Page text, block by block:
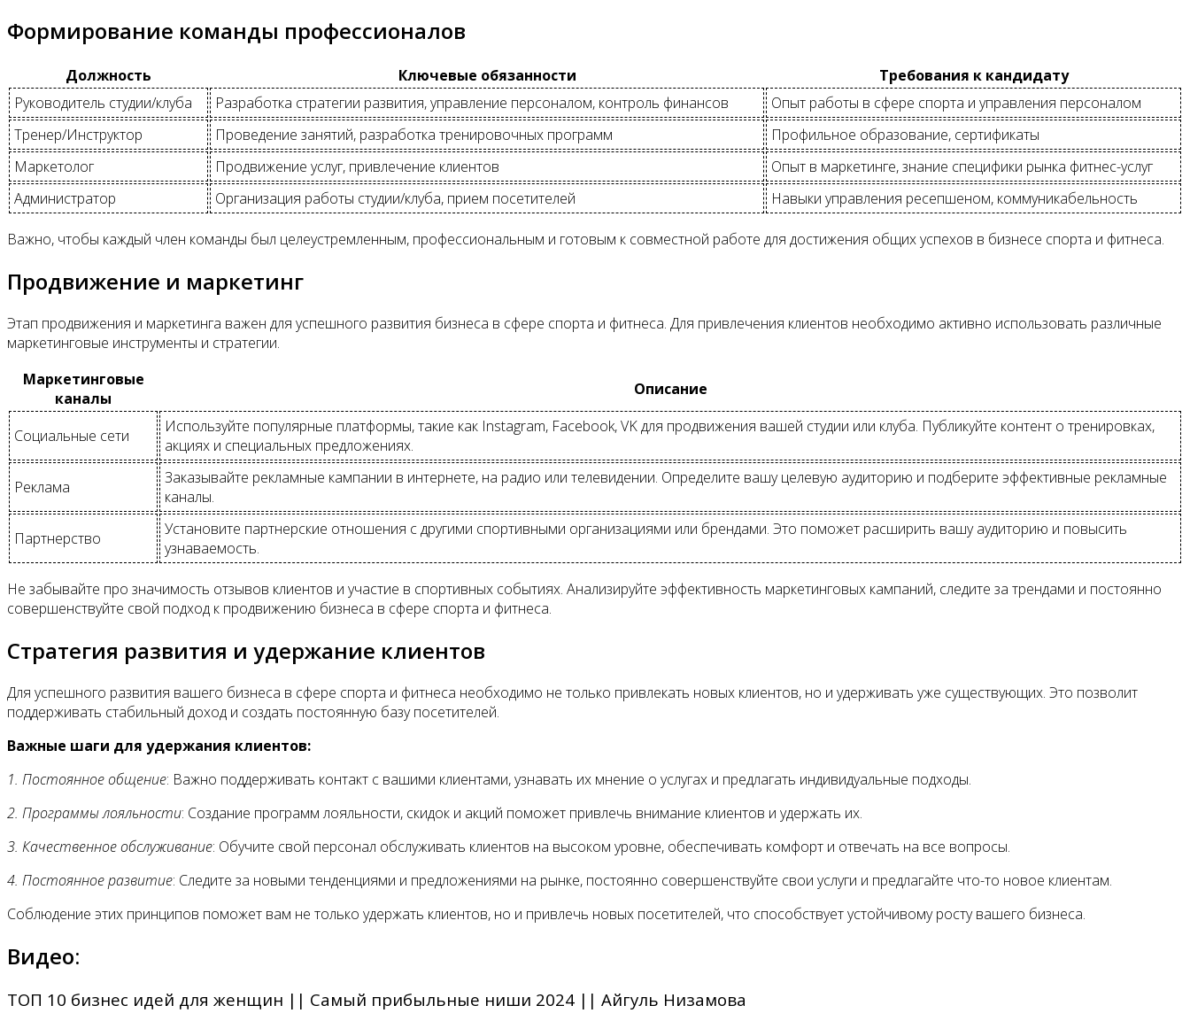
Формирование команды профессионалов
Должность Ключевые обязанности
Требования к кандидату
Руководитель студии/клуба
Разработка стратегии развития, управление персоналом, контроль финансов
Опыт работы в сфере спорта и управления персоналом
Тренер/Инструктор
Проведение занятий, разработка тренировочных программ
Профильное образование, сертификаты
Маркетолог
Продвижение услуг, привлечение клиентов
Опыт в маркетинге, знание специфики рынка фитнес-услуг
Администратор
Организация работы студии/клуба, прием посетителей Навыки управления ресепшеном, коммуникабельность
Важно, чтобы каждый член команды был целеустремленным, профессиональным и готовым к совместной работе для достижения общих успехов в бизнесе спорта и фитнеса.
Продвижение и маркетинг
Этап продвижения и маркетинга важен для успешного развития бизнеса в сфере спорта и фитнеса. Для привлечения клиентов необходимо активно использовать различные
маркетинговые инструменты и стратегии.
Маркетинговые
каналы
Описание
Социальные сети
Используйте популярные платформы, такие как Instagram, Facebook, VK для продвижения вашей студии или клуба. Публикуйте контент о тренировках,
акциях и специальных предложениях.
Реклама
Заказывайте рекламные кампании в интернете, на радио или телевидении. Определите вашу целевую аудиторию и подберите эффективные рекламные
каналы.
Партнерство
Установите партнерские отношения с другими спортивными организациями или брендами. Это поможет расширить вашу аудиторию и повысить
узнаваемость.
Не забывайте про значимость отзывов клиентов и участие в спортивных событиях. Анализируйте эффективность маркетинговых кампаний, следите за трендами и постоянно
совершенствуйте свой подход к продвижению бизнеса в сфере спорта и фитнеса.
Стратегия развития и удержание клиентов
Для успешного развития вашего бизнеса в сфере спорта и фитнеса необходимо не только привлекать новых клиентов, но и удерживать уже существующих. Это позволит
поддерживать стабильный доход и создать постоянную базу посетителей.
Важные шаги для удержания клиентов:
1. Постоянное общение: Важно поддерживать контакт с вашими клиентами, узнавать их мнение о услугах и предлагать индивидуальные подходы.
2. Программы лояльности: Создание программ лояльности, скидок и акций поможет привлечь внимание клиентов и удержать их.
3. Качественное обслуживание: Обучите свой персонал обслуживать клиентов на высоком уровне, обеспечивать комфорт и отвечать на все вопросы.
4. Постоянное развитие: Следите за новыми тенденциями и предложениями на рынке, постоянно совершенствуйте свои услуги и предлагайте что-то новое клиентам.
Соблюдение этих принципов поможет вам не только удержать клиентов, но и привлечь новых посетителей, что способствует устойчивому росту вашего бизнеса.
Видео:
ТОП 10 бизнес идей для женщин || Самый прибыльные ниши 2024 || Айгуль Низамова